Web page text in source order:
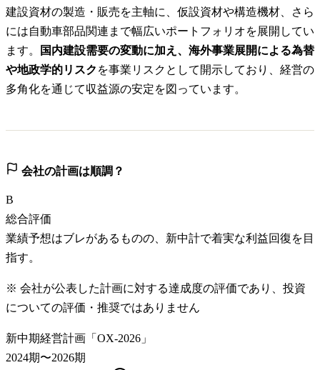
建設資材の製造・販売を主軸に、仮設資材や構造機材、さら
には自動車部品関連まで幅広いポートフォリオを展開してい
ます。
国内建設需要の変動に加え、海外事業展開による為替
や地政学的リスク を事業リスクとして開示しており、経営の
多角化を通じて収益源の安定を図っています。
会社の計画は順調？
B
総合評価
業績予想はブレがあるものの、新中計で着実な利益回復を目
指す。
※ 会社が公表した計画に対する達成度の評価であり、投資
についての評価・推奨ではありません
新中期経営計画「OX-2026」
2024期〜2026期